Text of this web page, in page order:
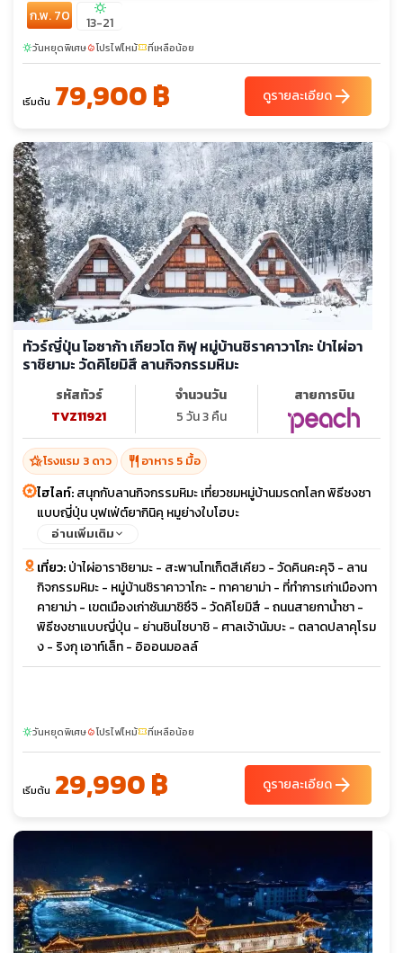
ก.พ. 70 sunny
13-21
sunnyวันหยุดพิเศษlocal_fire_departmentโปรไฟไหม้confirmation_numberที่เหลือน้อย
เริ่มต้น 79,900 ฿ ดูรายละเอียดarrow_forward
ทัวร์ญี่ปุ่น โอซาก้า เกียวโต กิฟุ หมู่บ้านชิราคาวาโกะ ป่าไผ่อา
ราชิยามะ วัดคิโยมิสึ ลานกิจกรรมหิมะ
รหัสทัวร์
TVZ11921
จำนวนวัน
5 วัน 3 คืน
สายการบิน
hotel_classโรงแรม 3 ดาว restaurant อาหาร 5 มื้อ
ไฮไลท์:สนุกกับลานกิจกรรมหิมะ เที่ยวชมหมู่บ้านมรดกโลก พิธีชงชา
แบบญี่ปุ่น บุฟเฟ่ต์ยากินิคุ หมูย่างใบโฮบะ
อ่านเพิ่มเติม
เที่ยว:ป่าไผ่อาราชิยามะ - สะพานโทเก็ตสีเคียว - วัดคินคะคุจิ - ลาน
กิจกรรมหิมะ - หมู่บ้านชิราคาวาโกะ - ทาคายาม่า - ที่ทำการเก่าเมืองทา
คายาม่า - เขตเมืองเก่าซันมาชิซึจิ - วัดคิโยมิสึ - ถนนสายกาน้ำชา -
พิธีชงชาแบบญี่ปุ่น - ย่านชินไซบาชิ - ศาลเจ้านัมบะ - ตลาดปลาคุโรม
ง - ริงกุ เอาท์เล็ท - อิออนมอลล์
sunnyวันหยุดพิเศษlocal_fire_departmentโปรไฟไหม้confirmation_numberที่เหลือน้อย
เริ่มต้น 29,990 ฿ ดูรายละเอียดarrow_forward